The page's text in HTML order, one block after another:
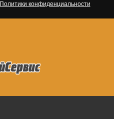
Политики конфиденциальности